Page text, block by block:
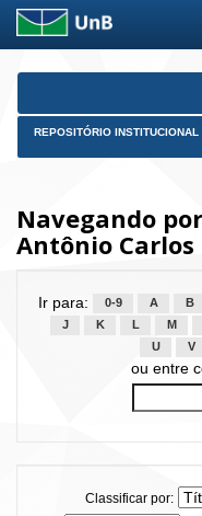
Skip
REPOSITÓRIO INSTITUCIONAL
Navegando
Antônio Carlos
Ir para: 0-9 A B
J
K L M
U
V
ou entre
Classificar por: